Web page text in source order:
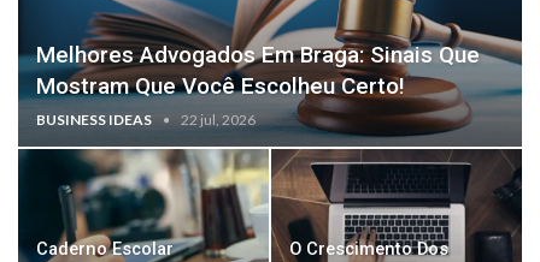
Melhores Advogados Em Braga: Sinais Que
Mostram Que Você Escolheu Certo!
BUSINESS IDEAS 22 jul, 2026
Caderno Escolar
O Crescimento Dos